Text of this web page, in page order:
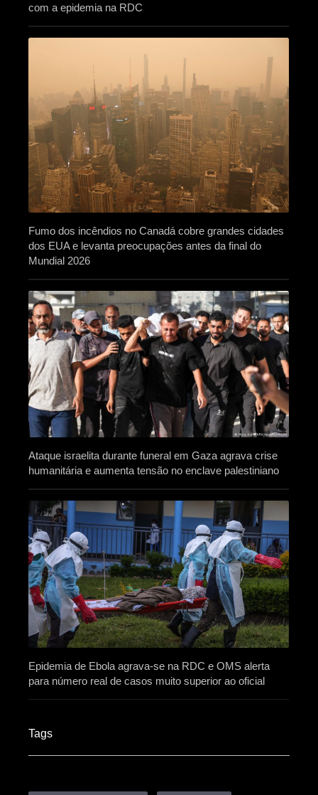
com a epidemia na RDC
Fumo dos incêndios no Canadá cobre grandes cidades
dos EUA e levanta preocupações antes da final do
Mundial 2026
Ataque israelita durante funeral em Gaza agrava crise
humanitária e aumenta tensão no enclave palestiniano
Epidemia de Ebola agrava-se na RDC e OMS alerta
para número real de casos muito superior ao oficial
Tags